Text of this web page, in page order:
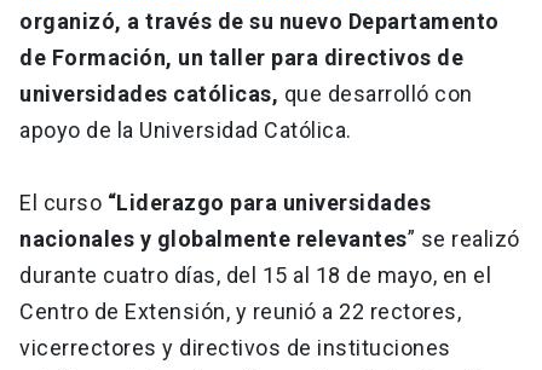
organizó, a través de su nuevo Departamento
de Formación, un taller para directivos de
universidades católicas, que desarrolló con
apoyo de la Universidad Católica.
El curso “Liderazgo para universidades
nacionales y globalmente relevantes” se realizó
durante cuatro días, del 15 al 18 de mayo, en el
Centro de Extensión, y reunió a 22 rectores,
vicerrectores y directivos de instituciones